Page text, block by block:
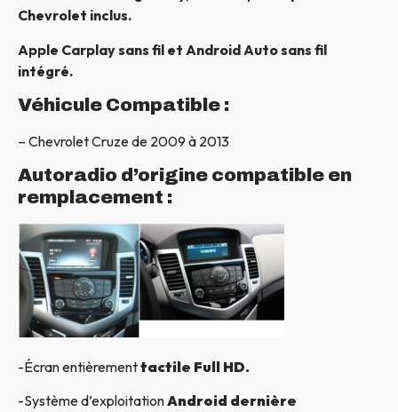
Chevrolet inclus.
Apple Carplay sans fil et Android Auto sans fil
intégré.
Véhicule Compatible :
– Chevrolet Cruze de 2009 à 2013
Autoradio d’origine compatible en
remplacement :
-Écran entièrementtactile Full HD.
-Système d’exploitationAndroid dernière